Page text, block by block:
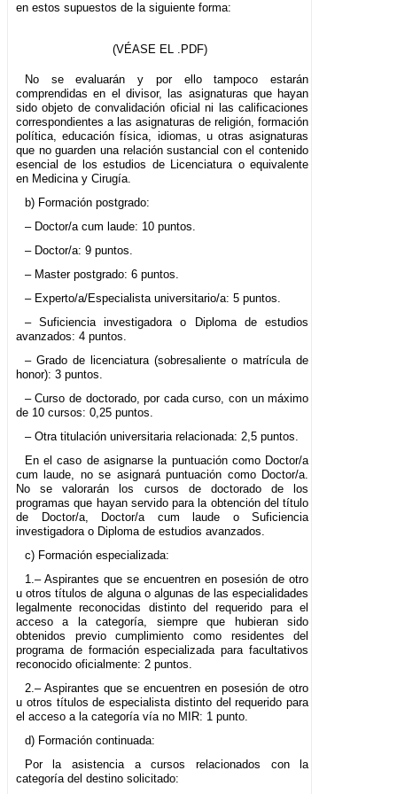
en estos supuestos de la siguiente forma:
(VÉASE EL .PDF)
No se evaluarán y por ello tampoco estarán
comprendidas en el divisor, las asignaturas que hayan
sido objeto de convalidación oficial ni las calificaciones
correspondientes a las asignaturas de religión, formación
política, educación física, idiomas, u otras asignaturas
que no guarden una relación sustancial con el contenido
esencial de los estudios de Licenciatura o equivalente
en Medicina y Cirugía.
b) Formación postgrado:
– Doctor/a cum laude: 10 puntos.
– Doctor/a: 9 puntos.
– Master postgrado: 6 puntos.
– Experto/a/Especialista universitario/a: 5 puntos.
– Suficiencia investigadora o Diploma de estudios
avanzados: 4 puntos.
– Grado de licenciatura (sobresaliente o matrícula de
honor): 3 puntos.
– Curso de doctorado, por cada curso, con un máximo
de 10 cursos: 0,25 puntos.
– Otra titulación universitaria relacionada: 2,5 puntos.
En el caso de asignarse la puntuación como Doctor/a
cum laude, no se asignará puntuación como Doctor/a.
No se valorarán los cursos de doctorado de los
programas que hayan servido para la obtención del título
de Doctor/a, Doctor/a cum laude o Suficiencia
investigadora o Diploma de estudios avanzados.
c) Formación especializada:
1.– Aspirantes que se encuentren en posesión de otro
u otros títulos de alguna o algunas de las especialidades
legalmente reconocidas distinto del requerido para el
acceso a la categoría, siempre que hubieran sido
obtenidos previo cumplimiento como residentes del
programa de formación especializada para facultativos
reconocido oficialmente: 2 puntos.
2.– Aspirantes que se encuentren en posesión de otro
u otros títulos de especialista distinto del requerido para
el acceso a la categoría vía no MIR: 1 punto.
d) Formación continuada:
Por la asistencia a cursos relacionados con la
categoría del destino solicitado: